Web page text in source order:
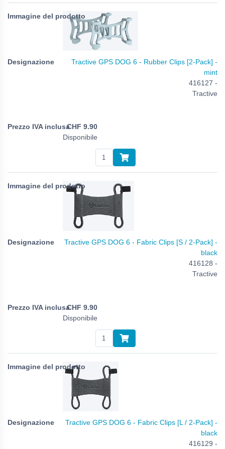
Tractive GPS DOG 6 - Rubber Clips [2-Pack] -
mint
416127 -
Tractive
CHF 9.90
Disponibile
Tractive GPS DOG 6 - Fabric Clips [S / 2-Pack] -
black
416128 -
Tractive
CHF 9.90
Disponibile
Tractive GPS DOG 6 - Fabric Clips [L / 2-Pack] -
black
416129 -